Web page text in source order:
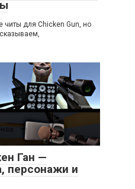
читы для Chicken Gun, но
Ган —
персонажи и